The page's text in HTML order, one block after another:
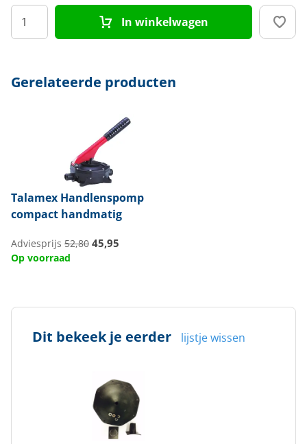
In winkelwagen
Gerelateerde producten
Talamex Handlenspomp
compact handmatig
Adviesprijs 52,80 45,95
Op voorraad
Dit bekeek je eerder lijstje wissen